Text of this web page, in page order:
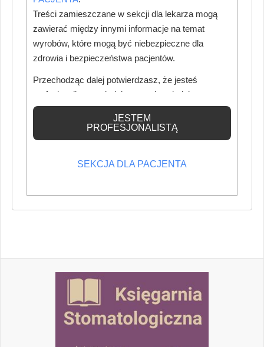
Treści zamieszczane w sekcji dla lekarza mogą
zawierać między innymi informacje na temat
wyrobów, które mogą być niebezpieczne dla
zdrowia i bezpieczeństwa pacjentów.
Przechodząc dalej potwierdzasz, że jesteś
profesjonalistą posiadającym odpowiednią
wiedzę medyczną.
JESTEM
PROFESJONALISTĄ
SEKCJA DLA PACJENTA